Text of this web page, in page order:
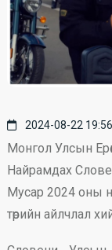
2024-08-22
Монгол Улсын
Найрамдах
Мусар 2024 оны
төрийн айлчлал